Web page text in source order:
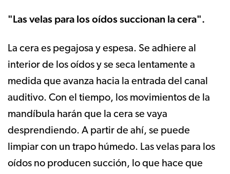
"Las velas para los oídos succionan la cera".
La cera es pegajosa y espesa. Se adhiere al
interior de los oídos y se seca lentamente a
medida que avanza hacia la entrada del canal
auditivo. Con el tiempo, los movimientos de la
mandíbula harán que la cera se vaya
desprendiendo. A partir de ahí, se puede
limpiar con un trapo húmedo. Las velas para los
oídos no producen succión, lo que hace que